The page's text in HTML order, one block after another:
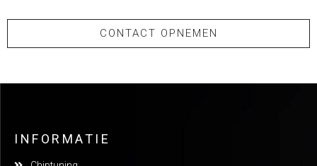
CONTACT OPNEMEN
INFORMATIE